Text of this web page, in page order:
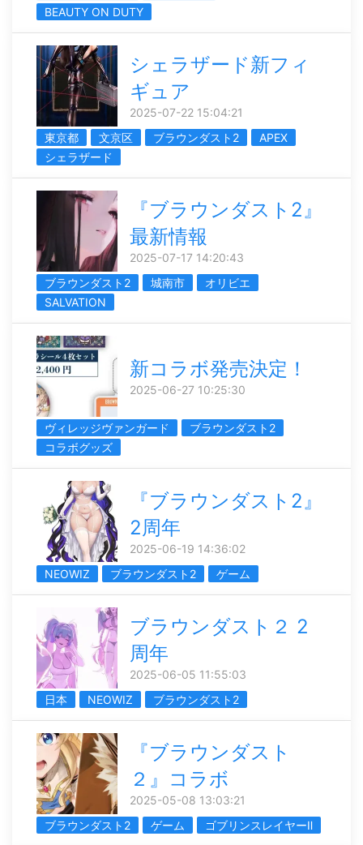
BEAUTY ON DUTY
シェラザード新フィ
ギュア
2025-07-22 15:04:21
東京都
文京区 ブラウンダスト2
APEX
シェラザード
『ブラウンダスト2』
最新情報
2025-07-17 14:20:43
ブラウンダスト2
城南市
オリビエ
SALVATION
新コラボ発売決定！
2025-06-27 10:25:30
ヴィレッジヴァンガード
ブラウンダスト2
コラボグッズ
『ブラウンダスト2』
2周年
2025-06-19 14:36:02
NEOWIZ
ブラウンダスト2 ゲーム
ブラウンダスト２ 2
周年
2025-06-05 11:55:03
日本
NEOWIZ ブラウンダスト2
『ブラウンダスト
２』コラボ
2025-05-08 13:03:21
ブラウンダスト2
ゲーム ゴブリンスレイヤーⅡ